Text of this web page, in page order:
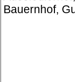
Bauernhof,